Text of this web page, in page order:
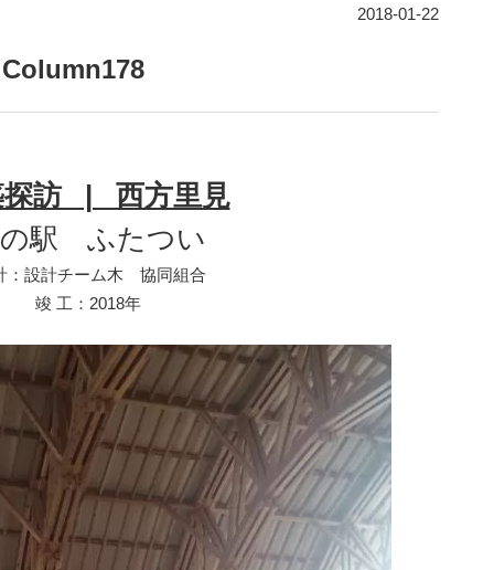
2018-01-22
探訪 | 西方里見
駅 ふたつい
：設計チーム木 協同組合
竣 工：2018年